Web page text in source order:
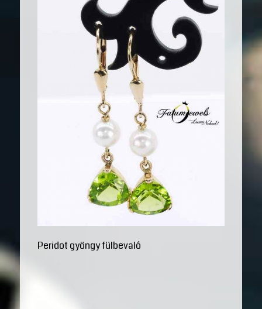
Peridot gyöngy fülbevaló